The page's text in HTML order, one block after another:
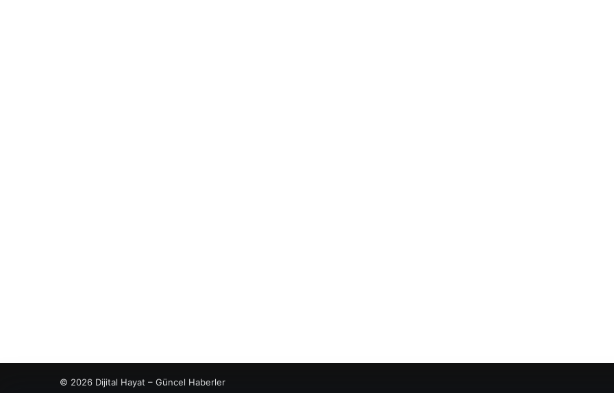
© 2026 Dijital Hayat – Güncel Haberler